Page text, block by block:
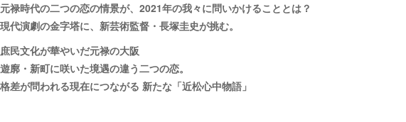
元禄時代の二つの恋の情景が、2021年の我々に問いかけることとは？
現代演劇の金字塔に、新芸術監督・長塚圭史が挑む。
庶民文化が華やいだ元禄の大阪
遊廓・新町に咲いた境遇の違う二つの恋。
格差が問われる現在につながる 新たな「近松心中物語」